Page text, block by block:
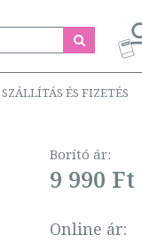
SZÁLLÍTÁS ÉS FIZETÉS
Borító ár:
9 990 Ft
Online ár: